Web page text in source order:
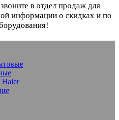
в отдел продаж для
информации о скидках и по
Haier